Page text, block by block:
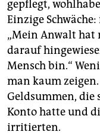
gepflegt,
Einzige
„Mein Anwalt hat
darauf
Mensch bin.“
man kaum
Geldsummen, die
Konto hatte und
irritierten.